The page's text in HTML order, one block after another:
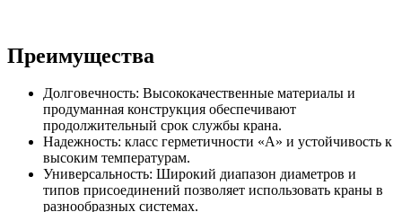
Преимущества
Долговечность: Высококачественные материалы и
продуманная конструкция обеспечивают
продолжительный срок службы крана.
Надежность: класс герметичности «А» и устойчивость к
высоким температурам.
Универсальность: Широкий диапазон диаметров и
типов присоединений позволяет использовать краны в
разнообразных системах.